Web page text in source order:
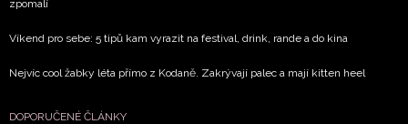
zpomalí
Víkend pro sebe: 5 tipů kam vyrazit na festival, drink, rande a do kina
Nejvíc cool žabky léta přímo z Kodaně. Zakrývají palec a mají kitten heel
DOPORUČENÉ ČLÁNKY